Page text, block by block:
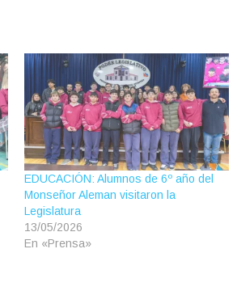
EDUCACIÓN: Alumnos de 6º año del
Monseñor Aleman visitaron la
Legislatura
13/05/2026
En «Prensa»